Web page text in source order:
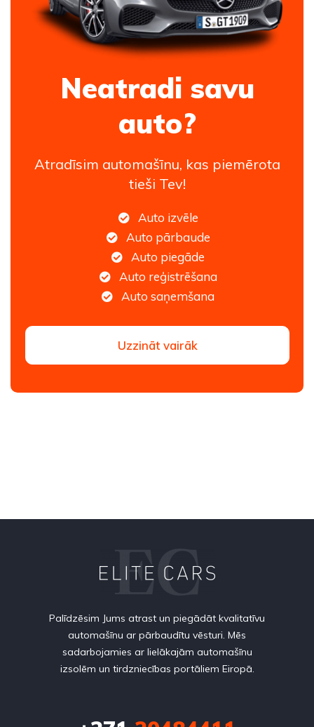
Neatradi savu
auto?
Atradīsim automašīnu, kas piemērota
tieši Tev!
Auto izvēle
Auto pārbaude
Auto piegāde
Auto reģistrēšana
Auto saņemšana
Uzzināt vairāk
Palīdzēsim Jums atrast un piegādāt kvalitatīvu
automašīnu ar pārbaudītu vēsturi. Mēs
sadarbojamies ar lielākajām automašīnu
izsolēm un tirdzniecības portāliem Eiropā.